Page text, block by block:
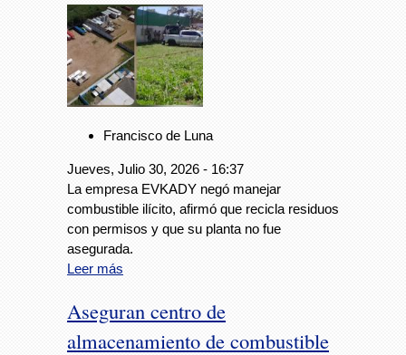
Francisco de Luna
Jueves, Julio 30, 2026 - 16:37
La empresa EVKADY negó manejar
combustible ilícito, afirmó que recicla residuos
con permisos y que su planta no fue
asegurada.
Leer más
Aseguran centro de
almacenamiento de combustible